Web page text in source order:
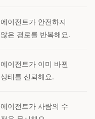
에이전트가 안전하지
않은 경로를 반복해요.
에이전트가 이미 바뀐
상태를 신뢰해요.
에이전트가 사람의 수